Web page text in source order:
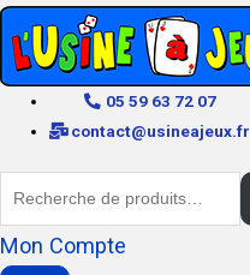
05 59 63 72 07
contact@usineajeux.fr
Mon Compte